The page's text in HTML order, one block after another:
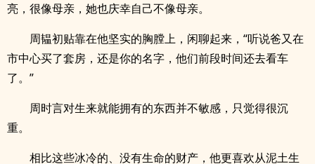
亮，很像母亲，她也庆幸自己不像母亲。
周韫初贴靠在他坚实的胸膛上，闲聊起来，“听说爸又在
市中心买了套房，还是你的名字，他们前段时间还去看车
了。”
周时言对生来就能拥有的东西并不敏感，只觉得很沉
重。
相比这些冰冷的、没有生命的财产，他更喜欢从泥土生